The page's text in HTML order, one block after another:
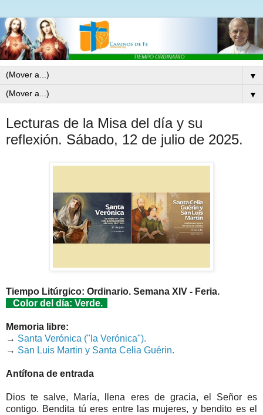
▼
▼
Lecturas de la Misa del día y su
reflexión. Sábado, 12 de julio de 2025.
Tiempo Litúrgico: Ordinario. Semana XIV - Feria.
Color del día: Verde.
Memoria libre:
→ Santa Verónica ("la Verónica").
→ San Luis Martin y Santa Celia Guérin.
Antífona de entrada
Dios te salve, María, llena eres de gracia, el Señor es
contigo. Bendita tú eres entre las mujeres, y bendito es el